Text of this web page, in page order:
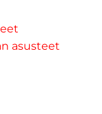
asusteet